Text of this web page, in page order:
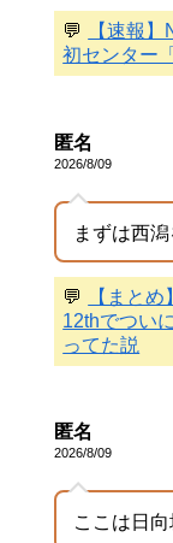
💬
【速報
初センター
匿名
2026/8/09
まずは西
💬
【まと
12thでつい
ってた説
匿名
2026/8/09
ここは日